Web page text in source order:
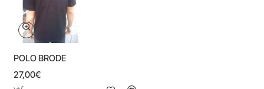
POLO BRODE
27,00€